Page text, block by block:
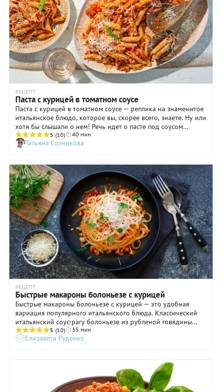
РЕЦЕПТ
Паста с курицей в томатном соусе
Паста с курицей в томатном соусе — реплика на знаменитое
итальянское блюдо, которое вы, скорее всего, знаете. Ну или
хотя бы слышали о нем! Речь идет о пасте под соусом
болоньезе, который готовят из рубленого мяса (говядины) с
помидорами. Кстати, в Италии его тушат в томатной
подливке в течение двух часов! За это время рубленая
говядина успевает едва ли не раствориться, и в результате
получается просто очень густой соус с насыщенным мясным
вкусом. Мы подумали и решили приготовить нечто подобное
с курицей, а именно с сочным филе бедрышек (грудка все же
суховата для такого блюда). Подробный рецепт вы найдете
ниже. Небольшой нюанс: мы не тушим томатный соус так
долго, как это делают итальянцы, но вкус блюда от этого
нисколько не страдает.
5 (10) 40 мин
Татьяна Сотникова
РЕЦЕПТ
Быстрые макароны болоньезе с курицей
Быстрые макароны болоньезе с курицей — это удобная
вариация популярного итальянского блюда. Классический
итальянский соус-рагу болоньезе из рубленой говядины
должен томиться в толстостенной кастрюльке, едва
побулькивая и благоухая на весь дом пряными травами, не
меньше двух часов, а то и все три! Но где ж взять столько
времени при современном сумасшедшем ритме жизни?! Наш
рецепт — на основе магазинного куриного фарша, который
готовится очень быстро, и мелко нарезанных овощей в
покупном же томатном соусе. Несмотря на такие
5 (10) 35 мин
Елизавета Руденко